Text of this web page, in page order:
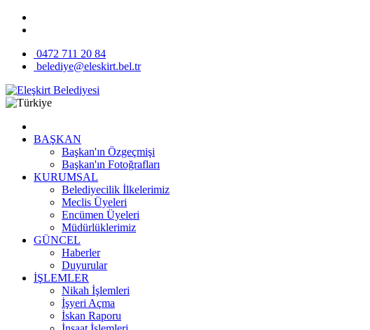
0472 711 20 84
belediye@eleskirt.bel.tr
BAŞKAN
Başkan'ın Özgeçmişi
Başkan'ın Fotoğrafları
KURUMSAL
Belediyecilik İlkelerimiz
Meclis Üyeleri
Encümen Üyeleri
Müdürlüklerimiz
GÜNCEL
Haberler
Duyurular
İŞLEMLER
Nikah İşlemleri
İşyeri Açma
İskan Raporu